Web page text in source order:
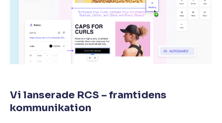
Vi lanserade RCS – framtidens
kommunikation